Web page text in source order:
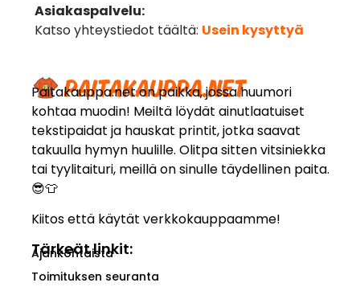
Paitakauppa.net on paikka, jossa huumori
kohtaa muodin! Meiltä löydät ainutlaatuiset
tekstipaidat ja hauskat printit, jotka saavat
takuulla hymyn huulille. Olitpa sitten vitsiniekka
tai tyylitaituri, meillä on sinulle täydellinen paita.
😎👕
Kiitos että käytät verkkokauppaamme!
Tärkeät linkit:
Ajankohtaista
Toimituksen seuranta
Asiakaspalvelu:
Katso yhteystiedot täältä: Usein kysyttyä